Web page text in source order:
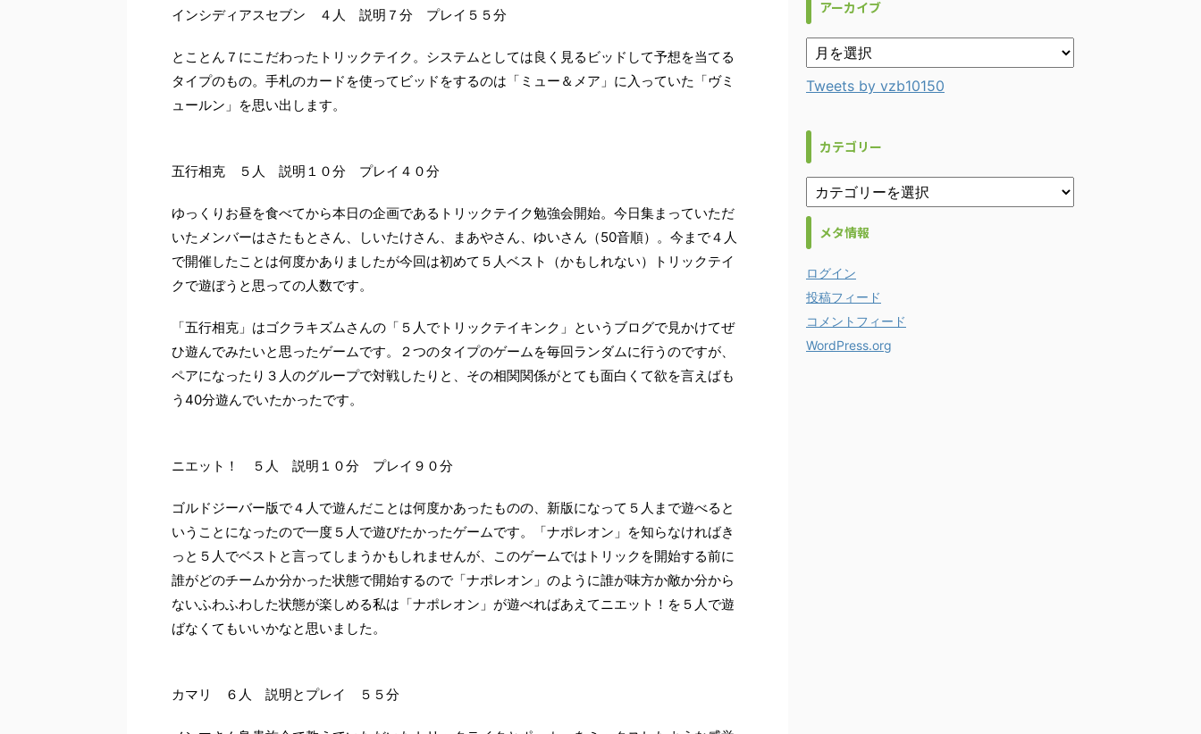
インシディアスセブン ４人 説明７分 プレイ５５分
とことん７にこだわったトリックテイク。システムとしては良く見るビッドして予想を当てる
タイプのもの。手札のカードを使ってビッドをするのは「ミュー＆メア」に入っていた「ヴミ
ュールン」を思い出します。
五行相克 ５人 説明１０分 プレイ４０分
ゆっくりお昼を食べてから本日の企画であるトリックテイク勉強会開始。今日集まっていただ
いたメンバーはさたもとさん、しいたけさん、まあやさん、ゆいさん（50音順）。今まで４人
で開催したことは何度かありましたが今回は初めて５人ベスト（かもしれない）トリックテイ
クで遊ぼうと思っての人数です。
「五行相克」はゴクラキズムさんの「５人でトリックテイキンク」というブログで見かけてぜ
ひ遊んでみたいと思ったゲームです。２つのタイプのゲームを毎回ランダムに行うのですが、
ペアになったり３人のグループで対戦したりと、その相関関係がとても面白くて欲を言えばも
う40分遊んでいたかったです。
ニエット！ ５人 説明１０分 プレイ９０分
ゴルドジーバー版で４人で遊んだことは何度かあったものの、新版になって５人まで遊べると
いうことになったので一度５人で遊びたかったゲームです。「ナポレオン」を知らなければき
っと５人でベストと言ってしまうかもしれませんが、このゲームではトリックを開始する前に
誰がどのチームか分かった状態で開始するので「ナポレオン」のように誰が味方か敵か分から
ないふわふわした状態が楽しめる私は「ナポレオン」が遊べればあえてニエット！を５人で遊
ばなくてもいいかなと思いました。
カマリ ６人 説明とプレイ ５５分
アーカイブ
Tweets by vzb10150
カテゴリー
メタ情報
ログイン
投稿フィード
コメントフィード
WordPress.org